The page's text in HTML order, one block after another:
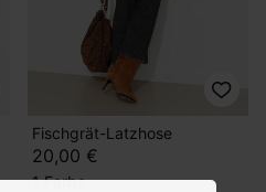
Fischgrät-Latzhose
20,00 €
1 Farbe